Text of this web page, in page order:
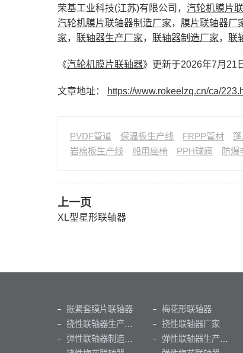
荣基工业科技(江苏)有限公司， 汽轮机膜片
汽轮机膜片联轴器制造厂家， 膜片联轴器厂
家， 联轴器生产厂家， 联轴器制造厂家， 联
《汽轮机膜片联轴器》更新于2026年7月21
文章地址： https://www.rokeelzq.cn/ca/
PVDF管道 保温板生产线 FRPP管材
岩棉板生产线
船用座椅 PPH球阀 防爆
上一页
XL型星形联轴器
胀紧套膜片联轴器 梅花形联轴器
挠性联轴器厂家